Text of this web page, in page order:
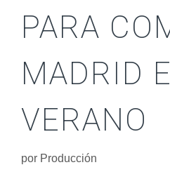
PARA
MADRID
VERANO
por Producción